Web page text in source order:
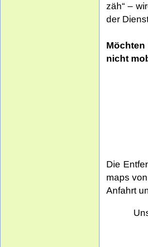
zäh“ –
der
Möchten
nicht
Die
maps
Anfahrt